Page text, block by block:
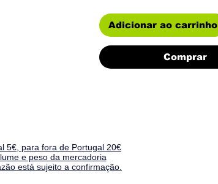
Adicionar ao carrinho
Comprar
5€, para fora de Portugal 20€
e peso da mercadoria
está sujeito a confirmação.